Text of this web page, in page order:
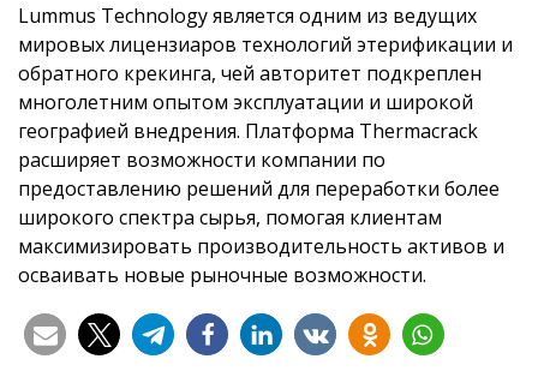
Lummus Technology является одним из ведущих
мировых лицензиаров технологий этерификации и
обратного крекинга, чей авторитет подкреплен
многолетним опытом эксплуатации и широкой
географией внедрения. Платформа Thermacrack
расширяет возможности компании по
предоставлению решений для переработки более
широкого спектра сырья, помогая клиентам
максимизировать производительность активов и
осваивать новые рыночные возможности.